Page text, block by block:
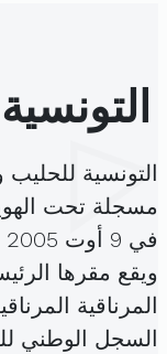
التونسية
مسجلة تحت
في 9 أوت 2005 برأس مال قدره
ويقع مقرها
المرناقية
السجل الوطني